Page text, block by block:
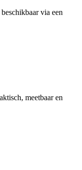
via een
meetbaar en